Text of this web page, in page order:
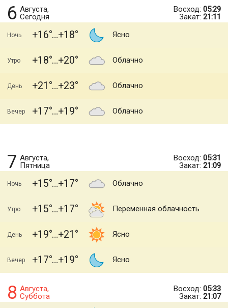
6 Августа,
Сегодня
Восход: 05:29
Закат: 21:11
Ночь +16 +18 Ясно
Утро +18 +20 Облачно
День +21 +23 Облачно
Вечер +17 +19 Облачно
7 Августа,
Пятница
Восход: 05:31
Закат: 21:09
Ночь +15 +17 Облачно
Утро +15 +17 Переменная облачность
День +19 +21 Ясно
Вечер +17 +19 Ясно
8 Августа,
Суббота
Восход: 05:33
Закат: 21:07